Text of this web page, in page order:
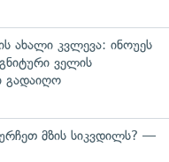
ახალი კვლევა: ინოუეს
ველის
გადაიღო
მზის სიკვდილს? —